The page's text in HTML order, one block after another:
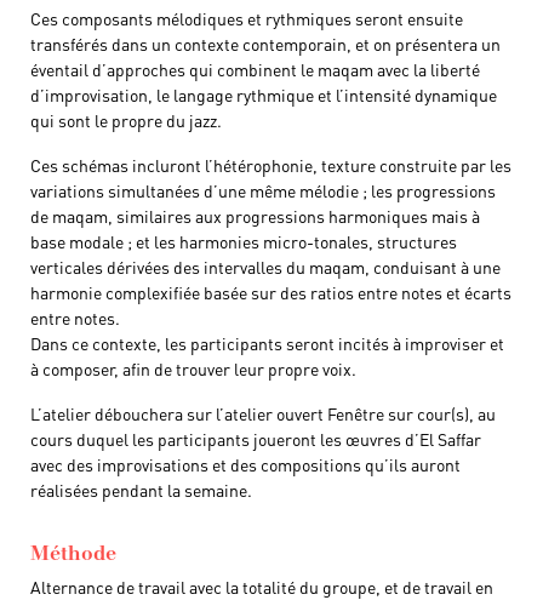
Ces composants mélodiques et rythmiques seront ensuite
transférés dans un contexte contemporain, et on présentera un
éventail d’approches qui combinent le maqam avec la liberté
d’improvisation, le langage rythmique et l’intensité dynamique
qui sont le propre du jazz.
Ces schémas incluront l’hétérophonie, texture construite par les
variations simultanées d’une même mélodie ; les progressions
de maqam, similaires aux progressions harmoniques mais à
base modale ; et les harmonies micro-tonales, structures
verticales dérivées des intervalles du maqam, conduisant à une
harmonie complexifiée basée sur des ratios entre notes et écarts
entre notes.
Dans ce contexte, les participants seront incités à improviser et
à composer, afin de trouver leur propre voix.
L’atelier débouchera sur l’atelier ouvert Fenêtre sur cour(s), au
cours duquel les participants joueront les œuvres d’El Saffar
avec des improvisations et des compositions qu’ils auront
réalisées pendant la semaine.
Méthode
Alternance de travail avec la totalité du groupe, et de travail en